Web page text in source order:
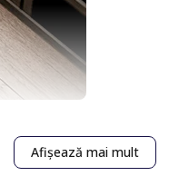
aveți încredere în
Nici măcar nu
Afișează mai mult